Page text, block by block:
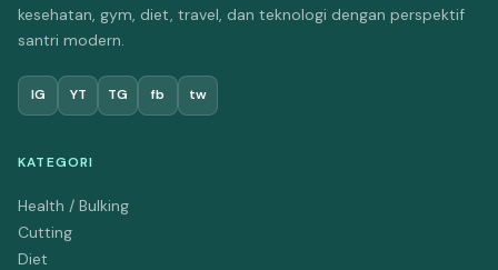
kesehatan, gym, diet, travel, dan teknologi dengan perspektif
santri modern.
IG YT TG fb tw
KATEGORI
Health / Bulking
Cutting
Diet